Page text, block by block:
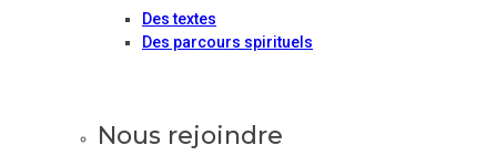
Des textes
Des parcours spirituels
Nous rejoindre